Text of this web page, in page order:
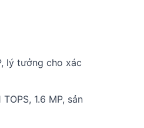
lý tưởng cho xác
1.6 MP, sản